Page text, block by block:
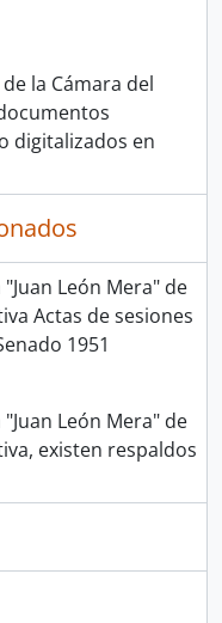
la Cámara del
digitalizados en
León Mera" de
Actas de sesiones
1951
León Mera" de
existen respaldos